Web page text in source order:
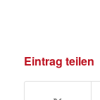
Eintrag teilen